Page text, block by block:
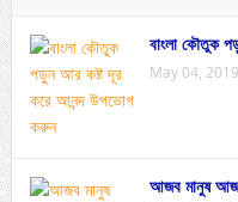
বাংলা কৌতুক
May 04, 2019
আজব মানুষ আজব